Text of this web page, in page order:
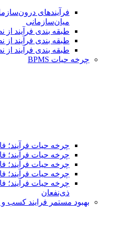
فرآیندهای
میان‌سازمانی
طبقه بندی فرآیند از
طبقه بندی فرآیند از
طبقه بندی فرآیند از
چرخه حیات BPMS
چرخه حیات فرآیند؛
چرخه حیات فرآیند؛
چرخه حیات فرآیند؛
چرخه حیات فرآیند؛
چرخه حیات فرآیند؛
ذی‌نفعان
بهبود مستمر فرایند کسب و